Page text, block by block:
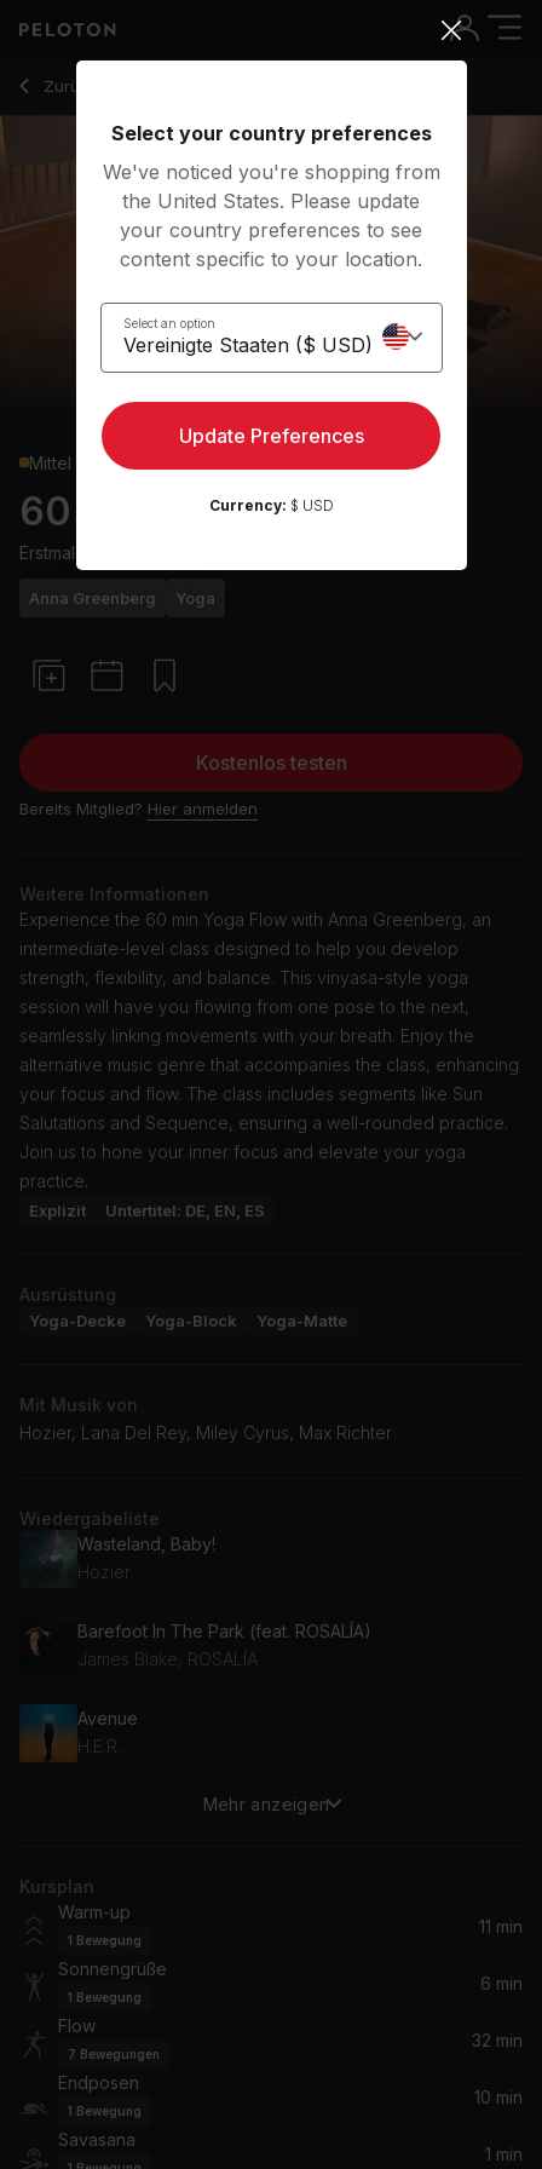
Zurück zu Yoga-Kurse
Zurück
Mittel
60 min Yoga Flow
Erstmals ausgestrahlt am
Anna Greenberg Yoga
Kostenlos testen
Bereits Mitglied? Hier anmelden
Weitere Informationen
Experience the 60 min Yoga Flow with Anna Greenberg, an
intermediate-level class designed to help you develop
strength, flexibility, and balance. This vinyasa-style yoga
session will have you flowing from one pose to the next,
seamlessly linking movements with your breath. Enjoy the
alternative music genre that accompanies the class, enhancing
your focus and flow. The class includes segments like Sun
Salutations and Sequence, ensuring a well-rounded practice.
Join us to hone your inner focus and elevate your yoga
practice.
Explizit Untertitel: DE, EN, ES
Ausrüstung
Yoga-Decke Yoga-Block Yoga-Matte
Mit Musik von
Hozier, Lana Del Rey, Miley Cyrus, Max Richter
Wiedergabeliste
Wasteland, Baby!
Hozier
Barefoot In The Park (feat. ROSALÍA)
James Blake, ROSALÍA
Avenue
H.E.R.
Bussdown (feat. Shaybo)
Jorja Smith, Shaybo
Dark Side
Bishop Briggs
It's All So Incredibly Loud
Glass Animals
Mehr anzeigen
Kursplan
Warm-up
1 Bewegung
11 min
Sonnengrüße
1 Bewegung
6 min
Flow
7 Bewegungen
32 min
Endposen
1 Bewegung
10 min
Savasana
1 min
60 Min Yoga Flow with Alternative Music - Anna Greenberg
Select your country preferences
We've noticed you're shopping from
the United States. Please update
your country preferences to see
content specific to your location.
Select an option
Update Preferences
Currency: $ USD